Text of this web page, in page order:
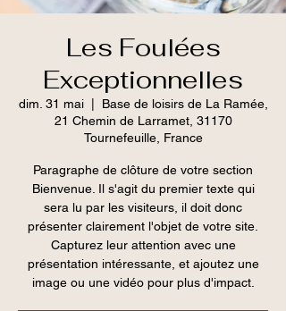
Les Foulées
Exceptionnelles
dim. 31 mai
  |
Base de loisirs de La Ramée,
21 Chemin de Larramet, 31170
Tournefeuille, France
Paragraphe de clôture de votre section
Bienvenue. Il s'agit du premier texte qui
sera lu par les visiteurs, il doit donc
présenter clairement l'objet de votre site.
Capturez leur attention avec une
présentation intéressante, et ajoutez une
image ou une vidéo pour plus d'impact.